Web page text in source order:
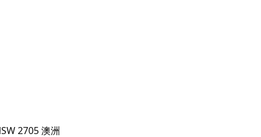
如需預訂，可提供上午茶、下午茶和午餐。
2705 澳洲